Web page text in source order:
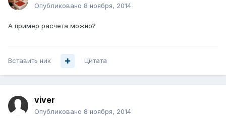
Опубликовано 8 ноября, 2014
А пример расчета можно?
Вставить ник Цитата
viver
Опубликовано 8 ноября, 2014